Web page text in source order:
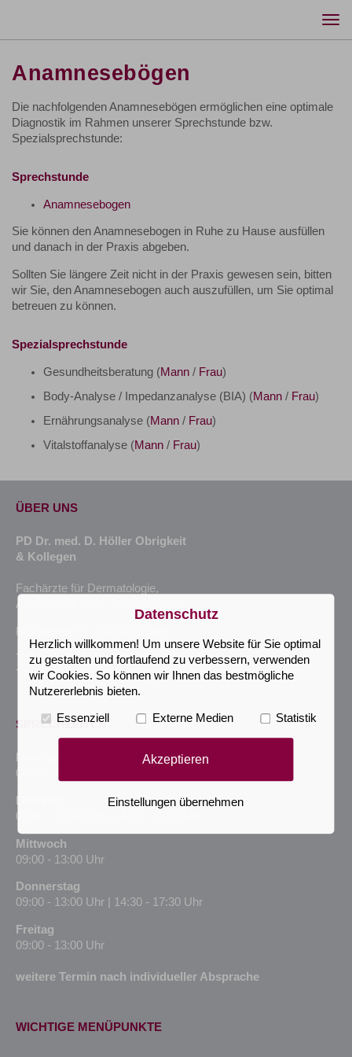
Anamnesebögen
Die nachfolgenden Anamnesebögen ermöglichen eine optimale
Diagnostik im Rahmen unserer Sprechstunde bzw.
Spezialsprechstunde:
Sprechstunde
Anamnesebogen
Sie können den Anamnesebogen in Ruhe zu Hause ausfüllen
und danach in der Praxis abgeben.
Sollten Sie längere Zeit nicht in der Praxis gewesen sein, bitten
wir Sie, den Anamnesebogen auch auszufüllen, um Sie optimal
betreuen zu können.
Spezialsprechstunde
Gesundheitsberatung (Mann / Frau)
Body-Analyse / Impedanzanalyse (BIA) (Mann / Frau)
Ernährungsanalyse (Mann / Frau)
Vitalstoffanalyse (Mann / Frau)
ÜBER UNS
PD Dr. med. D. Höller Obrigkeit
& Kollegen
Fachärzte für Dermatologie,
Allergologie, med. Tumortherapie
Telefon: +49 (241) 94352800
Telefax: +49 (241) 94352802
SPRECHZEITEN
08:30 - 13:00 Uhr | 14:30 - 17:30 Uhr
09:00 - 12:30 Uhr | 14:30 - 17:30 Uhr
Mittwoch
09:00 - 13:00 Uhr
Donnerstag
09:00 - 13:00 Uhr | 14:30 - 17:30 Uhr
Freitag
09:00 - 13:00 Uhr
weitere Termin nach individueller Absprache
WICHTIGE MENÜPUNKTE
Datenschutz
Herzlich willkommen! Um unsere Website für Sie optimal
zu gestalten und fortlaufend zu verbessern, verwenden
wir Cookies. So können wir Ihnen das bestmögliche
Nutzererlebnis bieten.
Essenziell Externe Medien Statistik
Akzeptieren
Einstellungen übernehmen